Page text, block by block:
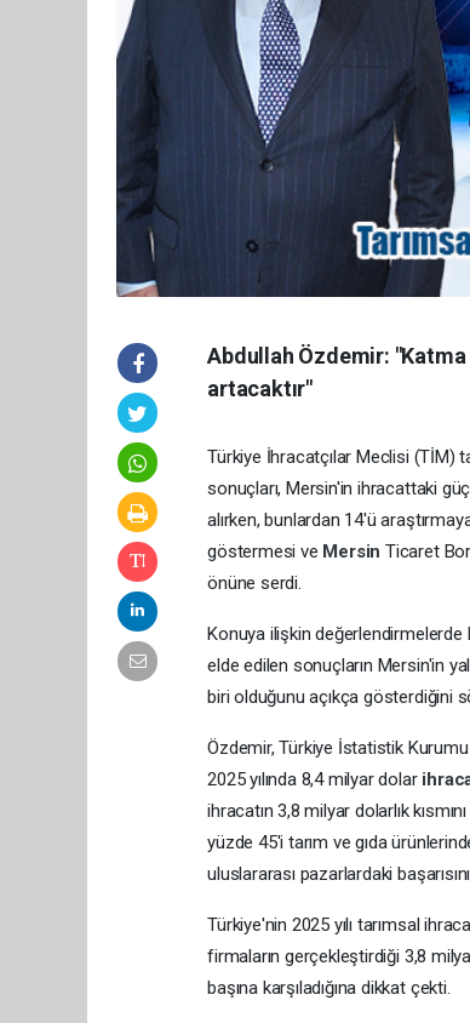
Abdullah Özdemir: "Katma
artacaktır"
Türkiye İhracatçılar Meclisi (TİM)
sonuçları, Mersin'in ihracattaki
alırken, bunlardan 14'ü
göstermesi ve MersinTicaret
önüne serdi.
Konuya ilişkin değerlendirmelerde
elde edilen sonuçların Mersin'in
biri olduğunu açıkça gösterdiğini
Özdemir, Türkiye İstatistik
2025 yılında 8,4 milyar dolar
ihracatın 3,8 milyar dolarlık
yüzde 45'i tarım ve gıda
uluslararası pazarlardaki
Türkiye'nin 2025 yılı tarımsal
firmaların gerçekleştirdiği 3,8
başına karşıladığına dikkat çekti.